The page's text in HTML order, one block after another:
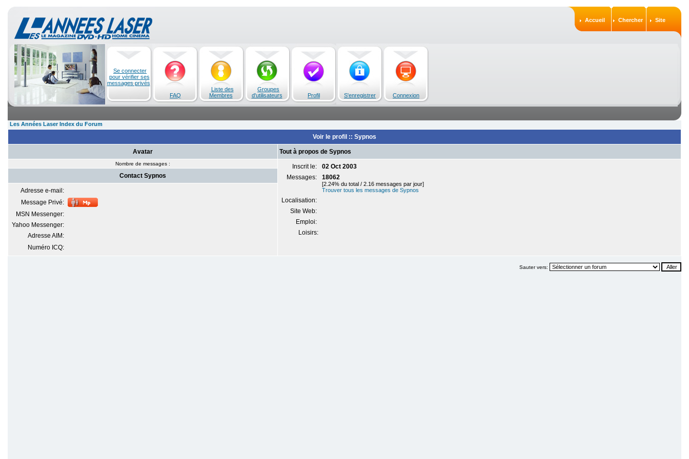
Accueil Chercher Site
Se connecter
pour vérifier ses
messages privés
FAQ
Liste des
Membres
Groupes
d'utilisateurs
Profil S'enregistrer Connexion
Les Années Laser Index du Forum
Voir le profil :: Sypnos
Avatar Tout à propos de Sypnos
Nombre de messages : Inscrit le:
02 Oct 2003
Messages:
18062
[2.24% du total / 2.16 messages par jour]
Trouver tous les messages de Sypnos
Localisation:
Site Web:
Emploi:
Loisirs:
Contact Sypnos
Adresse e-mail:
Message Privé:
MSN Messenger:
Yahoo Messenger:
Adresse AIM:
Numéro ICQ:
Sauter vers: